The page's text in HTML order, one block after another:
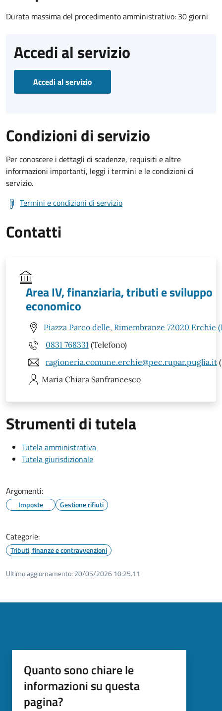
Durata massima del procedimento amministrativo: 30 giorni
Accedi al servizio
Accedi al servizio
Condizioni di servizio
Per conoscere i dettagli di scadenze, requisiti e altre
informazioni importanti, leggi i termini e le condizioni di
servizio.
Termini e condizioni di servizio
Contatti
Area IV, finanziaria, tributi e sviluppo
economico
Piazza Parco delle, Rimembranze 72020 Erchie
0831 768331 (Telefono)
ragioneria.comune.erchie@pec.rupar.puglia.it
Maria Chiara Sanfrancesco
Strumenti di tutela
Tutela amministrativa
Tutela giurisdizionale
Argomenti:
Imposte Gestione rifiuti
Categorie:
Tributi, finanze e contravvenzioni
Ultimo aggiornamento: 20/05/2026 10:25.11
Quanto sono chiare le
informazioni su questa
pagina?